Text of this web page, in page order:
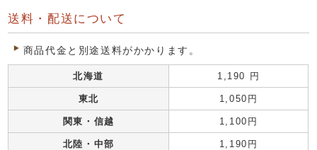
送料・配送について
商品代金と別途送料がかかります。
北海道 1,190 円
東北 1,050円
関東・信越 1,100円
北陸・中部 1,190円